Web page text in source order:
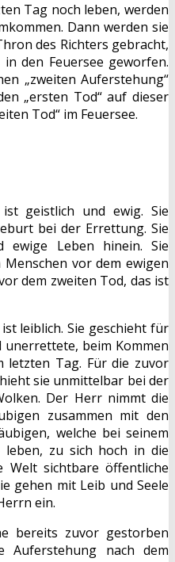
Tag noch leben, werden
Dann werden sie
des Richters gebracht,
den Feuersee geworfen.
„zweiten Auferstehung“
„ersten Tod“ auf dieser
Tod“ im Feuersee.
ist geistlich und ewig. Sie
bei der Errettung. Sie
Leben hinein. Sie
vor dem ewigen
dem zweiten Tod, das ist
ist leiblich. Sie geschieht für
beim Kommen
letzten Tag. Für die zuvor
sie unmittelbar bei der
Der Herr nimmt die
zusammen mit den
welche bei seinem
leben, zu sich hoch in die
sichtbare öffentliche
gehen mit Leib und Seele
ein.
bereits zuvor gestorben
Auferstehung nach dem